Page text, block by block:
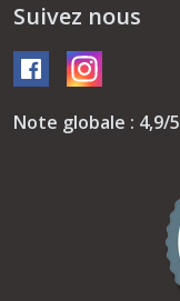
Suivez nous
Note globale : 4,9/5